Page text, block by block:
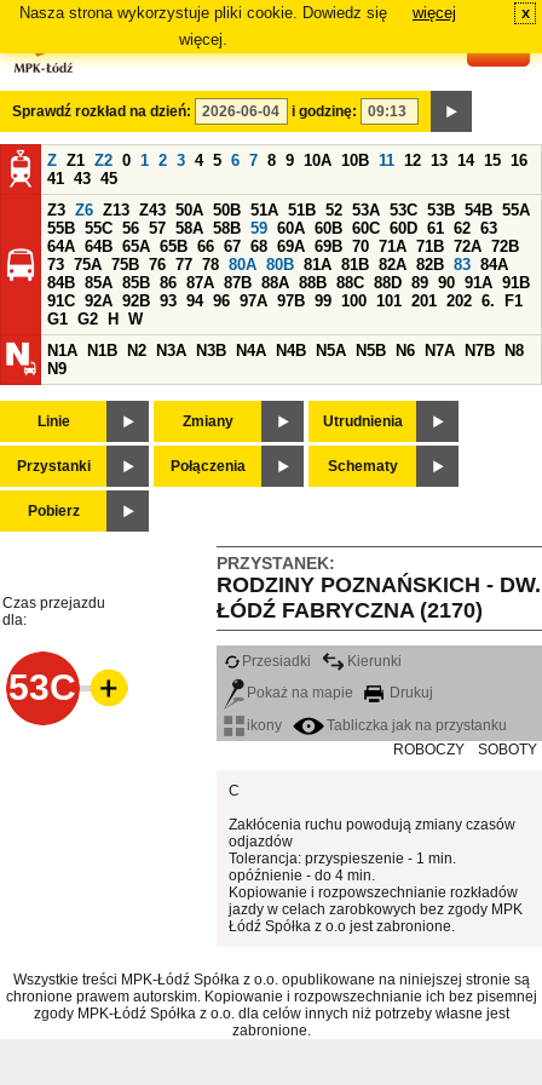
Nasza strona wykorzystuje pliki cookie. Dowiedz się
więcej.
więcej x
Sprawdź rozkład na dzień: i godzinę:
Z Z1 Z2 0 1 2 3 4 5 6 7 8 9 10A 10B 11 12 13 14 15 16
41 43 45
Z3 Z6 Z13 Z43 50A 50B 51A 51B 52 53A 53C 53B 54B 55A
55B 55C 56 57 58A 58B 59 60A 60B 60C 60D 61 62 63
64A 64B 65A 65B 66 67 68 69A 69B 70 71A 71B 72A 72B
73 75A 75B 76 77 78 80A 80B 81A 81B 82A 82B 83 84A
84B 85A 85B 86 87A 87B 88A 88B 88C 88D 89 90 91A 91B
91C 92A 92B 93 94 96 97A 97B 99 100 101 201 202 6.
F1
G1 G2 H
W
N1A
N1B N2 N3A N3B N4A N4B N5A N5B N6 N7A N7B
N8
N9
Linie Zmiany Utrudnienia
Przystanki Połączenia Schematy
Pobierz
PRZYSTANEK:
RODZINY POZNAŃSKICH - DW.
ŁÓDŹ FABRYCZNA (2170)
Czas przejazdu
dla:
53C
Przesiadki
Kierunki
Pokaż na mapie
Drukuj
ikony
Tabliczka jak na przystanku
ROBOCZY
SOBOTY
C
Zakłócenia ruchu powodują zmiany czasów
odjazdów
Tolerancja: przyspieszenie - 1 min.
opóźnienie - do 4 min.
Kopiowanie i rozpowszechnianie rozkładów
jazdy w celach zarobkowych bez zgody MPK
Łódź Spółka z o.o jest zabronione.
Wszystkie treści MPK-Łódź Spółka z o.o. opublikowane na niniejszej stronie są
chronione prawem autorskim. Kopiowanie i rozpowszechnianie ich bez pisemnej
zgody MPK-Łódź Spółka z o.o. dla celów innych niż potrzeby własne jest
zabronione.